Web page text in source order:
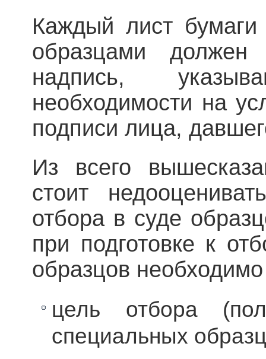
Каждый лист
образца­ми должен
надпись,
необходимости на
подписи лица,
Из всего
стоит
отбора в суде
при подготовке к
образ­цов
цель отбора
специальных